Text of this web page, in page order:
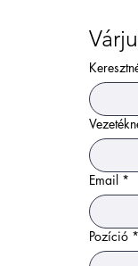
Email *
Pozíció *